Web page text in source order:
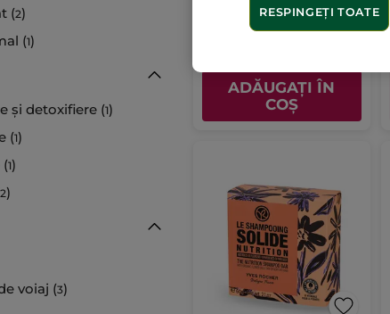
(2)
(1)
și detoxifiere (1)
(1)
(1)
2)
voiaj (3)
781.67 Lei / 1kg
46.90 Lei
ADĂUGAȚI ÎN
COȘ
RESPINGEȚI TOATE